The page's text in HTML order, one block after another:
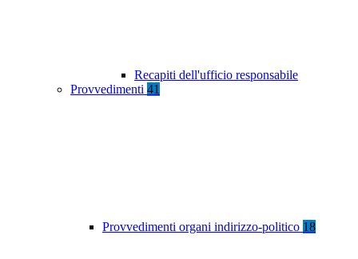
Recapiti dell'ufficio responsabile
Provvedimenti 41
Provvedimenti organi indirizzo-politico 18